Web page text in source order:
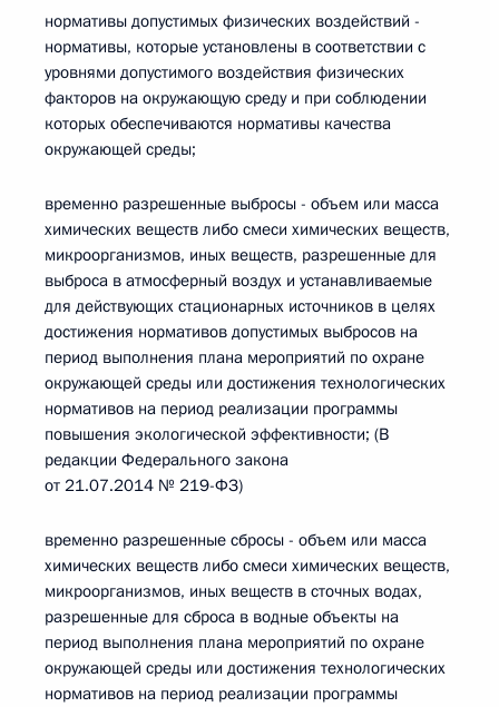
нормативы допустимых физических воздействий -
нормативы, которые установлены в соответствии с
уровнями допустимого воздействия физических
факторов на окружающую среду и при соблюдении
которых обеспечиваются нормативы качества
окружающей среды;
временно разрешенные выбросы - объем или масса
химических веществ либо смеси химических веществ,
микроорганизмов, иных веществ, разрешенные для
выброса в атмосферный воздух и устанавливаемые
для действующих стационарных источников в целях
достижения нормативов допустимых выбросов на
период выполнения плана мероприятий по охране
окружающей среды или достижения технологических
нормативов на период реализации программы
повышения экологической эффективности; (В
редакции Федерального закона
от 21.07.2014 № 219-ФЗ)
временно разрешенные сбросы - объем или масса
химических веществ либо смеси химических веществ,
микроорганизмов, иных веществ в сточных водах,
разрешенные для сброса в водные объекты на
период выполнения плана мероприятий по охране
окружающей среды или достижения технологических
нормативов на период реализации программы